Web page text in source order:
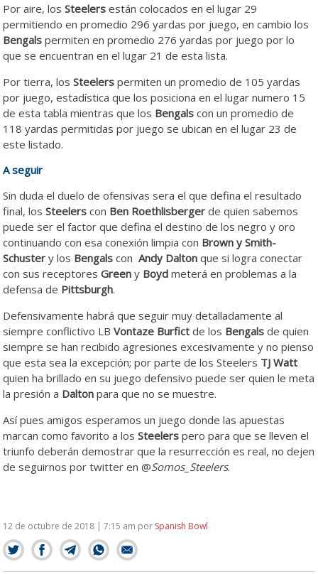
Por aire, losSteelers están colocados en el lugar 29
permitiendo en promedio 296 yardas por juego, en cambio los
Bengals permiten en promedio 276 yardas por juego por lo
que se encuentran en el lugar 21 de esta lista.
Por tierra, losSteelers permiten un promedio de 105 yardas
por juego, estadística que los posiciona en el lugar numero 15
de esta tabla mientras que los Bengals con un promedio de
118 yardas permitidas por juego se ubican en el lugar 23 de
este listado.
A seguir
Sin duda el duelo de ofensivas sera el que defina el resultado
final, losSteelers con Ben Roethlisberger de quien sabemos
puede ser el factor que defina el destino de los negro y oro
continuando con esa conexión limpia con Brown y Smith-
Schuster y los Bengals conAndy Dalton que si logra conectar
con sus receptoresGreen y Boyd meterá en problemas a la
defensa de Pittsburgh.
Defensivamente habrá que seguir muy detalladamente al
siempre conflictivo LBVontaze Burfict de los Bengals de quien
siempre se han recibido agresiones excesivamente y no pienso
que esta sea la excepción; por parte de los Steelers TJ Watt
quien ha brillado en su juego defensivo puede ser quien le meta
la presión a Dalton para que no se muestre.
Así pues amigos esperamos un juego donde las apuestas
marcan como favorito a losSteelers pero para que se lleven el
triunfo deberán demostrar que la resurrección es real, no dejen
de seguirnos por twitter en @Somos_Steelers.
12 de octubre de 2018 | 7:15 am por Spanish Bowl